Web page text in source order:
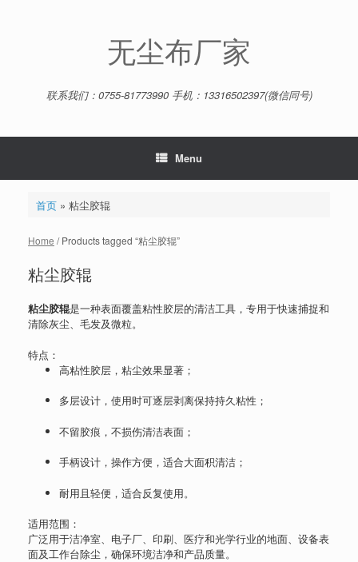
无尘布厂家
联系我们：0755-81773990 手机：13316502397(微信同号)
Menu
首页» 粘尘胶辊
Home / Products tagged “粘尘胶辊”
粘尘胶辊
粘尘胶辊是一种表面覆盖粘性胶层的清洁工具，专用于快速捕捉和
清除灰尘、毛发及微粒。
特点：
高粘性胶层，粘尘效果显著；
多层设计，使用时可逐层剥离保持持久粘性；
不留胶痕，不损伤清洁表面；
手柄设计，操作方便，适合大面积清洁；
耐用且轻便，适合反复使用。
适用范围：
广泛用于洁净室、电子厂、印刷、医疗和光学行业的地面、设备表
面及工作台除尘，确保环境洁净和产品质量。